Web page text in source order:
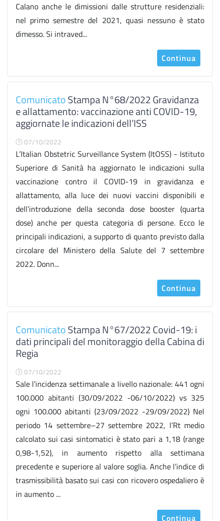
Calano anche le dimissioni dalle strutture residenziali:
nel primo semestre del 2021, quasi nessuno è stato
dimesso. Si intraved...
Continua
ComunicatoStampa N°68/2022 Gravidanza
e allattamento: vaccinazione anti COVID-19,
aggiornate le indicazioni dell’ISS
07/10/2022
L’Italian Obstetric Surveillance System (ItOSS) - Istituto
Superiore di Sanità ha aggiornato le indicazioni sulla
vaccinazione contro il COVID-19 in gravidanza e
allattamento, alla luce dei nuovi vaccini disponibili e
dell’introduzione della seconda dose booster (quarta
dose) anche per questa categoria di persone. Ecco le
principali indicazioni, a supporto di quanto previsto dalla
circolare del Ministero della Salute del 7 settembre
2022. Donn...
Continua
ComunicatoStampa N°67/2022 Covid-19: i
dati principali del monitoraggio della Cabina di
Regia
07/10/2022
Sale l’incidenza settimanale a livello nazionale: 441 ogni
100.000 abitanti (30/09/2022 -06/10/2022) vs 325
ogni 100.000 abitanti (23/09/2022 -29/09/2022) Nel
periodo 14 settembre–27 settembre 2022, l’Rt medio
calcolato sui casi sintomatici è stato pari a 1,18 (range
0,98-1,52), in aumento rispetto alla settimana
precedente e superiore al valore soglia. Anche l’indice di
trasmissibilità basato sui casi con ricovero ospedaliero è
in aumento ...
Continua